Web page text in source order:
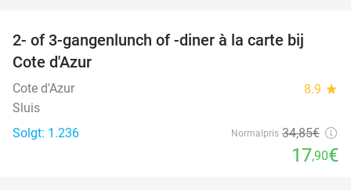
49%
2- of 3-gangenlunch of -diner à la carte bij
Cote d'Azur
Cote d'Azur 8.9 star
Sluis
Solgt: 1.236
Normalpris 34,85€
17,90€